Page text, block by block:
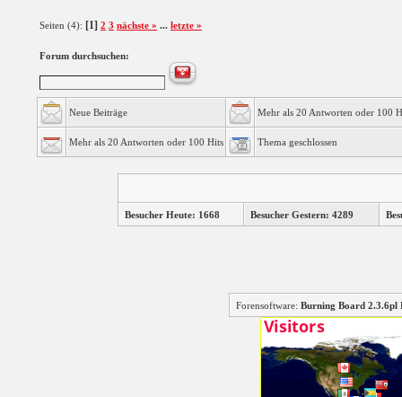
Seiten (4): [1] 2 3 nächste » ... letzte »
Forum durchsuchen:
Neue Beiträge Mehr als 20 Antworten oder 100
Mehr als 20 Antworten oder 100 Hits Thema geschlossen
Besucher Heute: 1668 Besucher Gestern: 4289
Forensoftware: Burning Board